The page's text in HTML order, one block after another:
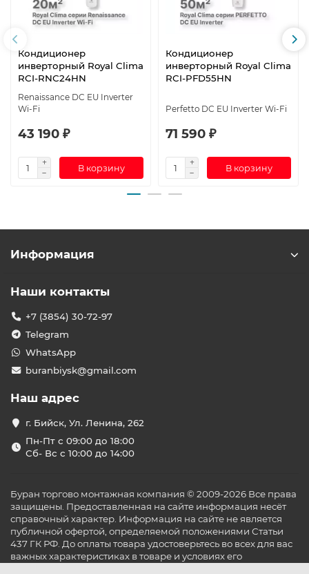
Кондиционер
инверторный Royal Clima
RCI-RNС24HN
Renaissance DC EU Inverter
Wi-Fi
43 190 ₽
В корзину
Кондиционер
инверторный Royal Clima
RCI-PFD55HN
Perfetto DC EU Inverter Wi-Fi
71 590 ₽
В корзину
Информация
Наши контакты
+7 (3854) 30-72-97
Telegram
WhatsApp
buranbiysk@gmail.com
Наш адрес
г. Бийск, Ул. Ленина, 262
Пн-Пт с 09:00 до 18:00
Сб- Вс с 10:00 до 14:00
Буран торгово монтажная компания © 2009-2026 Все права
защищены. Предоставленная на сайте информация несёт
справочный характер. Информация на сайте не является
публичной офертой, определяемой положениями Статьи
437 ГК РФ. До оплаты товара удостоверьтесь во всех для вас
важных характеристиках в товаре и условиях его